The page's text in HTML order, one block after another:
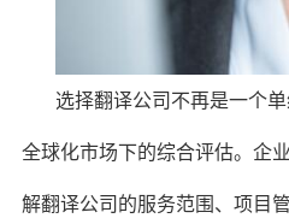
选择翻译公司不再是一个
全球化市场下的综合评估。企
解翻译公司的服务范围、项目